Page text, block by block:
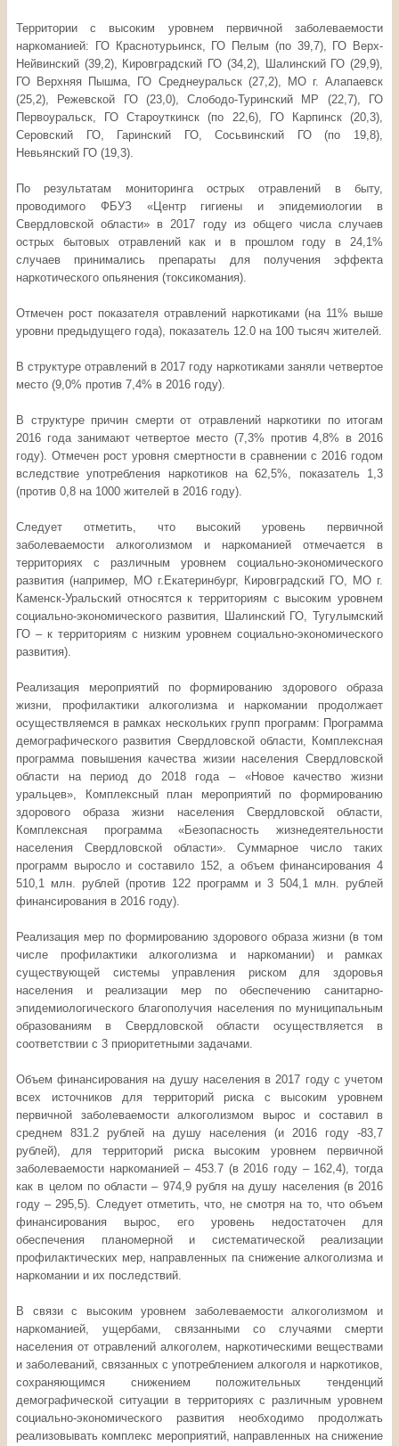
Территории с высоким уровнем первичной заболеваемости
наркоманией: ГО Краснотурьинск, ГО Пелым (по 39,7), ГО Верх-
Нейвинский (39,2), Кировградский ГО (34,2), Шалинский ГО (29,9),
ГО Верхняя Пышма, ГО Среднеуральск (27,2), МО г. Алапаевск
(25,2), Режевской ГО (23,0), Слободо-Туринский MP (22,7), ГО
Первоуральск, ГО Староуткинск (по 22,6), ГО Карпинск (20,3),
Серовский ГО, Гаринский ГО, Сосьвинский ГО (по 19,8),
Невьянский ГО (19,3).
По результатам мониторинга острых отравлений в быту,
проводимого ФБУЗ «Центр гигиены и эпидемиологии в
Свердловской области» в 2017 году из общего числа случаев
острых бытовых отравлений как и в прошлом году в 24,1%
случаев принимались препараты для получения эффекта
наркотического опьянения (токсикомания).
Отмечен рост показателя отравлений наркотиками (на 11% выше
уровни предыдущего года), показатель 12.0 на 100 тысяч жителей.
В структуре отравлений в 2017 году наркотиками заняли четвертое
место (9,0% против 7,4% в 2016 году).
В структуре причин смерти от отравлений наркотики по итогам
2016 года занимают четвертое место (7,3% против 4,8% в 2016
году). Отмечен рост уровня смертности в сравнении с 2016 годом
вследствие употребления наркотиков на 62,5%, показатель 1,3
(против 0,8 на 1000 жителей в 2016 году).
Следует отметить, что высокий уровень первичной
заболеваемости алкоголизмом и наркоманией отмечается в
территориях с различным уровнем социально-экономического
развития (например, МО г.Екатеринбург, Кировградский ГО, МО г.
Каменск-Уральский относятся к территориям с высоким уровнем
социально-экономического развития, Шалинский ГО, Тугулымский
ГО – к территориям с низким уровнем социально-экономического
развития).
Реализация мероприятий по формированию здорового образа
жизни, профилактики алкоголизма и наркомании продолжает
осуществляемся в рамках нескольких групп программ: Программа
демографического развития Свердловской области, Комплексная
программа повышения качества жизии населения Свердловской
области на период до 2018 года – «Новое качество жизни
уральцев», Комплексный план мероприятий по формированию
здорового образа жизни населения Свердловской области,
Комплексная программа «Безопасность жизнедеятельности
населения Свердловской области». Суммарное число таких
программ выросло и составило 152, а объем финансирования 4
510,1 млн. рублей (против 122 программ и 3 504,1 млн. рублей
финансирования в 2016 году).
Реализация мер по формированию здорового образа жизни (в том
числе профилактики алкоголизма и наркомании) и рамках
существующей системы управления риском для здоровья
населения и реализации мер по обеспечению санитарно-
эпидемиологического благополучия населения по муниципальным
образованиям в Свердловской области осуществляется в
соответствии с 3 приоритетными задачами.
Объем финансирования на душу населения в 2017 году с учетом
всех источников для территорий риска с высоким уровнем
первичной заболеваемости алкоголизмом вырос и составил в
среднем 831.2 рублей на душу населения (и 2016 году -83,7
рублей), для территорий риска высоким уровнем первичной
заболеваемости наркоманией – 453.7 (в 2016 году – 162,4), тогда
как в целом по области – 974,9 рубля на душу населения (в 2016
году – 295,5). Следует отметить, что, не смотря на то, что объем
финансирования вырос, его уровень недостаточен для
обеспечения планомерной и систематической реализации
профилактических мер, направленных па снижение алкоголизма и
наркомании и их последствий.
В связи с высоким уровнем заболеваемости алкоголизмом и
наркоманией, ущербами, связанными со случаями смерти
населения от отравлений алкоголем, наркотическими веществами
и заболеваний, связанных с употреблением алкоголя и наркотиков,
сохраняющимся снижением положительных тенденций
демографической ситуации в территориях с различным уровнем
социально-экономического развития необходимо продолжать
реализовывать комплекс мероприятий, направленных на снижение